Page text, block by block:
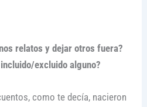
relatos y dejar otros fuera?
excluido alguno?
como te decía, nacieron